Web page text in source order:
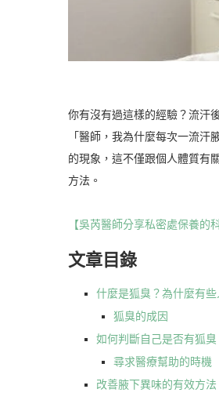
你有沒有過這樣的經驗？流汗
「醫師，我為什麼每次一流
的現象，這不僅跟個人體質有
方法。
【吳芮醫師分享私密處保養的
文章目錄
什麼是狐臭？為什麼有些
狐臭的成因
如何判斷自己是否有狐臭
尋求醫療幫助的時機
改善腋下異味的有效方法